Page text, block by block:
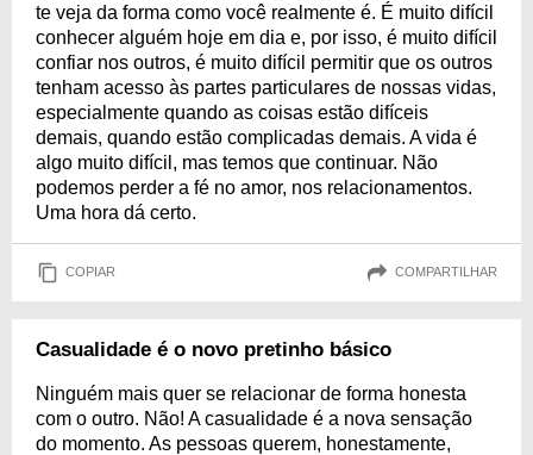
te veja da forma como você realmente é. É muito difícil
conhecer alguém hoje em dia e, por isso, é muito difícil
confiar nos outros, é muito difícil permitir que os outros
tenham acesso às partes particulares de nossas vidas,
especialmente quando as coisas estão difíceis
demais, quando estão complicadas demais. A vida é
algo muito difícil, mas temos que continuar. Não
podemos perder a fé no amor, nos relacionamentos.
Uma hora dá certo.
COPIAR COMPARTILHAR
Casualidade é o novo pretinho básico
Ninguém mais quer se relacionar de forma honesta
com o outro. Não! A casualidade é a nova sensação
do momento. As pessoas querem, honestamente,